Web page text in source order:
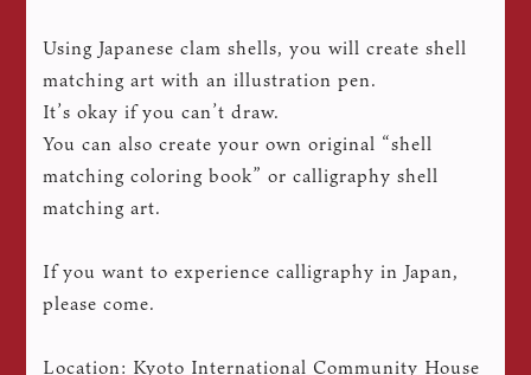
Using Japanese clam shells, you will create shell
matching art with an illustration pen.
It’s okay if you can’t draw.
You can also create your own original “shell
matching coloring book” or calligraphy shell
matching art.
If you want to experience calligraphy in Japan,
please come.
Location: Kyoto International Community House